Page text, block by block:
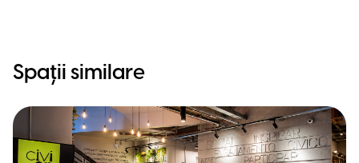
Spații similare